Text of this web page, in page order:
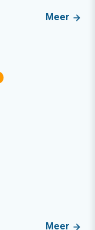
Meer
Meer